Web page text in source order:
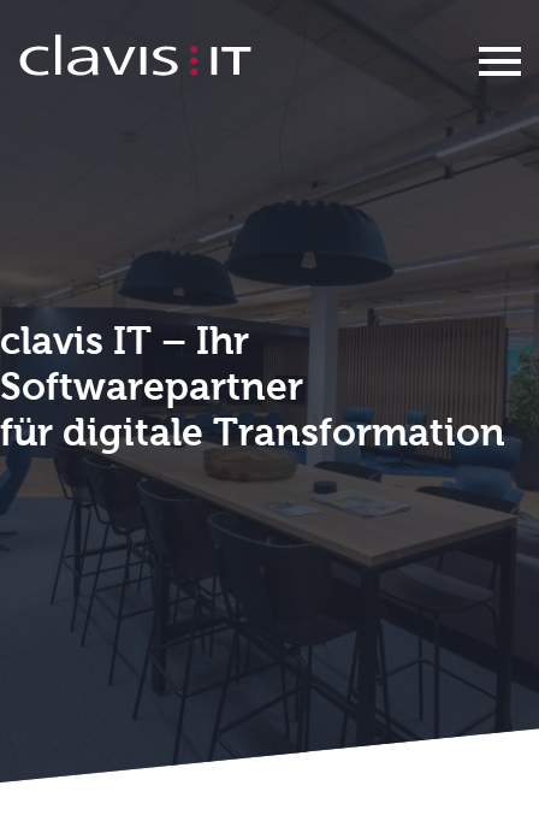
clavis IT – Ihr
Softwarepartner
für digitale Transformation